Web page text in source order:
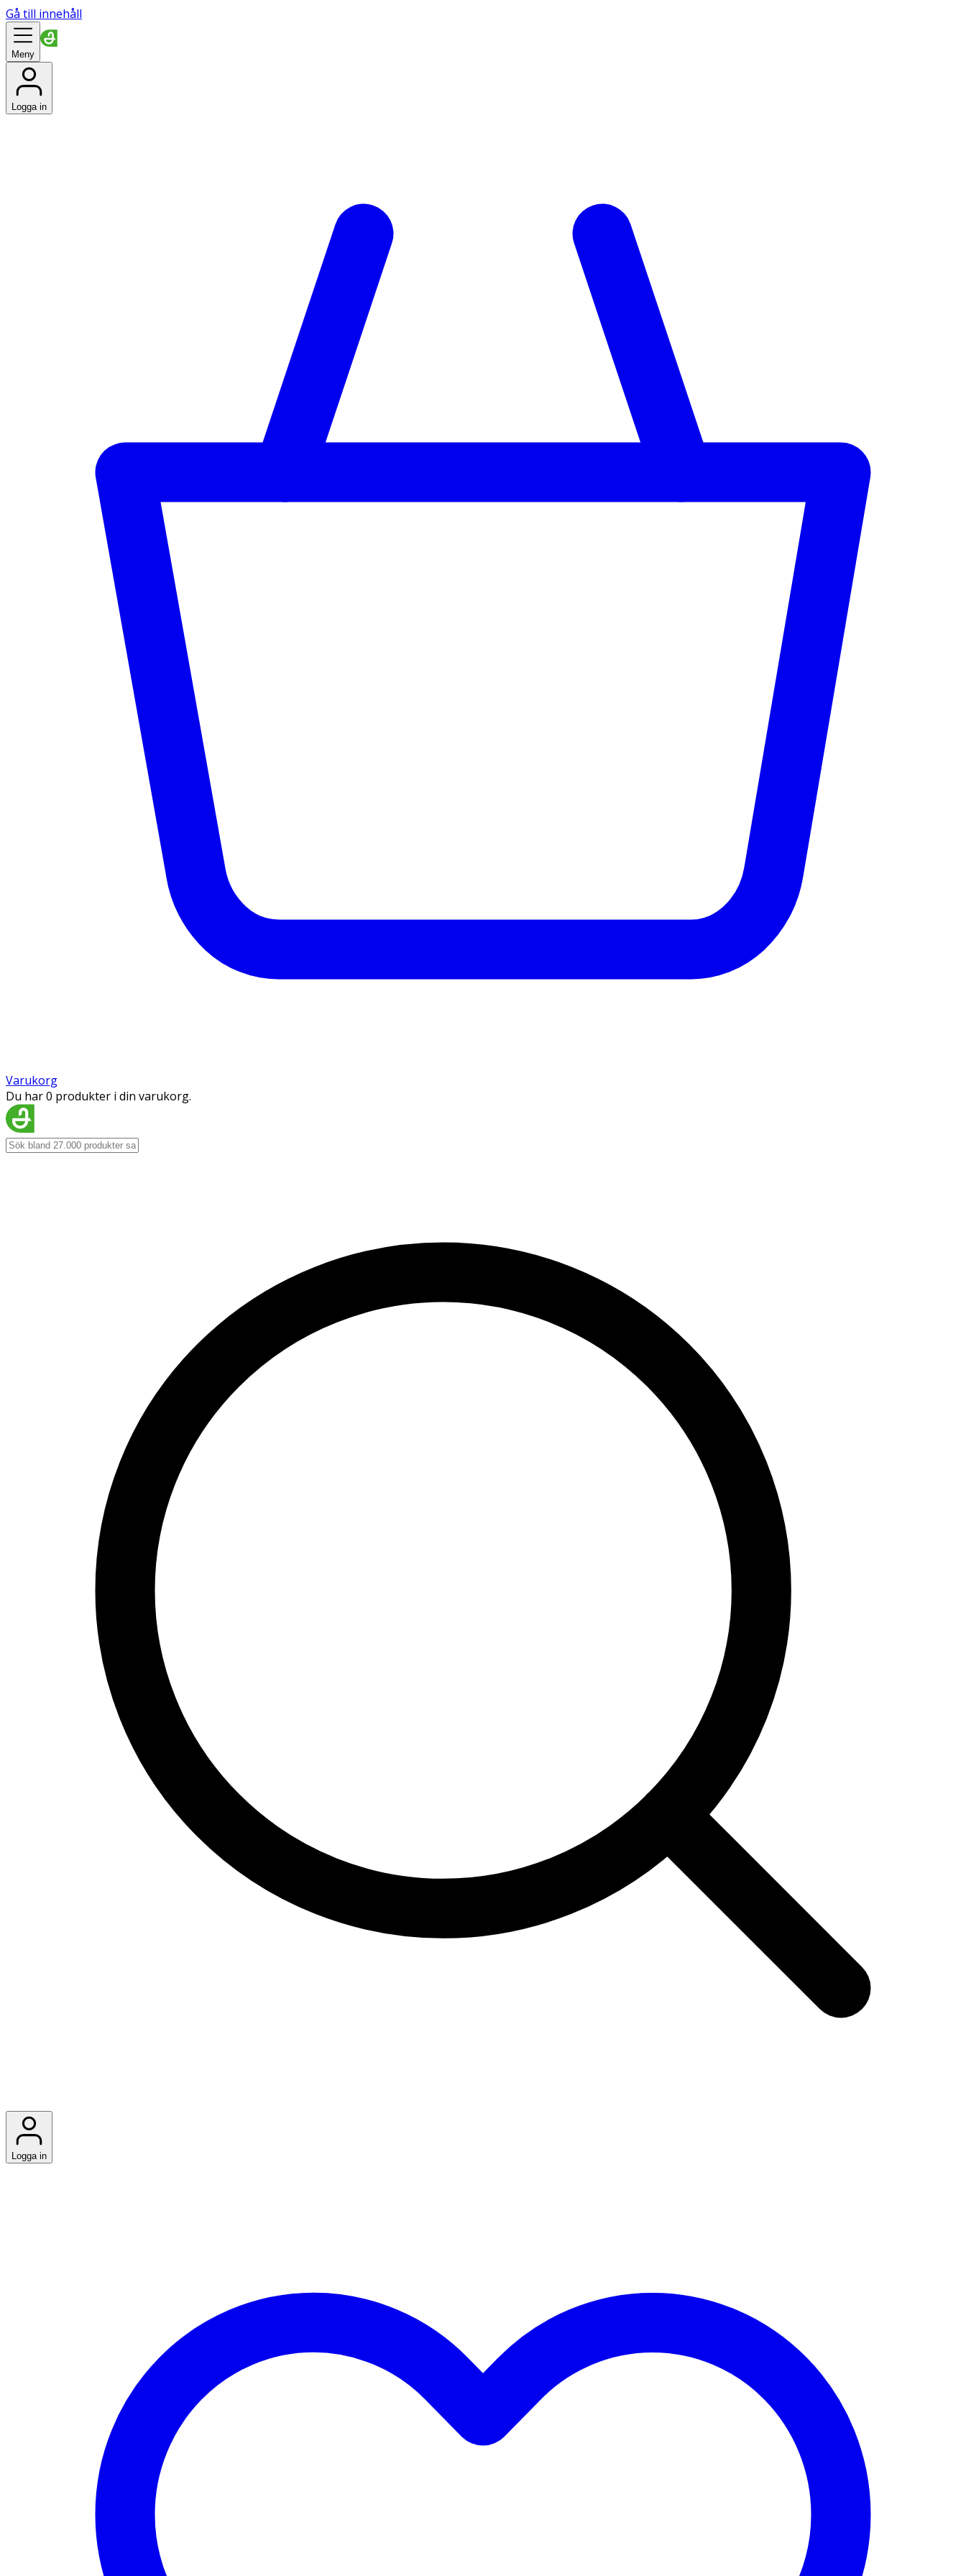
Gå till innehåll
Meny
Logga in
Varukorg
Du har 0 produkter i din varukorg.
Logga in